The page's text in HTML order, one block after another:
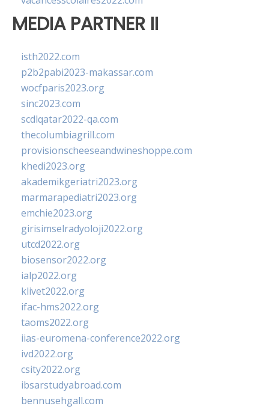
MEDIA PARTNER II
isth2022.com
p2b2pabi2023-makassar.com
wocfparis2023.org
sinc2023.com
scdlqatar2022-qa.com
thecolumbiagrill.com
provisionscheeseandwineshoppe.com
khedi2023.org
akademikgeriatri2023.org
marmarapediatri2023.org
emchie2023.org
girisimselradyoloji2022.org
utcd2022.org
biosensor2022.org
ialp2022.org
klivet2022.org
ifac-hms2022.org
taoms2022.org
iias-euromena-conference2022.org
ivd2022.org
csity2022.org
ibsarstudyabroad.com
bennusehgall.com